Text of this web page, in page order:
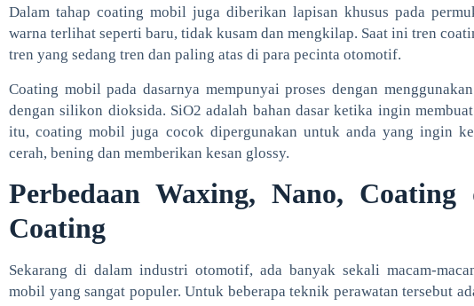
Dalam tahap coating mobil juga diberikan lapisan khusus pada
warna terlihat seperti baru, tidak kusam dan mengkilap. Saat ini tren
tren yang sedang tren dan paling atas di para pecinta otomotif.
Coating mobil pada dasarnya mempunyai proses dengan
dengan silikon dioksida. SiO2 adalah bahan dasar ketika ingin
itu, coating mobil juga cocok dipergunakan untuk anda yang ingin
cerah, bening dan memberikan kesan glossy.
Perbedaan Waxing, Nano, Coating
Coating
Sekarang di dalam industri otomotif, ada banyak sekali macam-
mobil yang sangat populer. Untuk beberapa teknik perawatan tersebut